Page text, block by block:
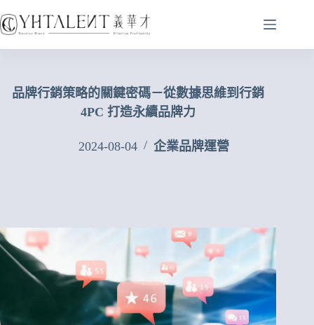
品牌行銷策略的關鍵密碼－從數據思維到行銷
4PC 打造永續品牌力
2024-08-04 企業品牌運營